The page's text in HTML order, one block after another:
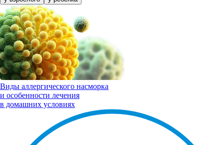
Виды аллергического насморка
и особенности лечения
в домашних условиях